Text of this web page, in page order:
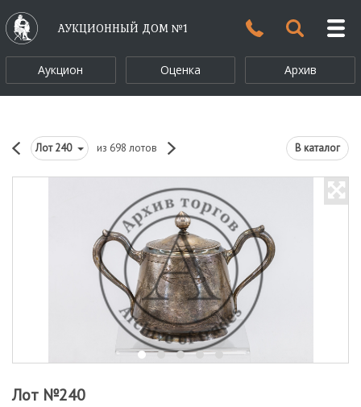
АУКЦИОННЫЙ ДОМ №1
Аукцион Оценка Архив
Лот240 из 698 лотов В каталог
Лот №240